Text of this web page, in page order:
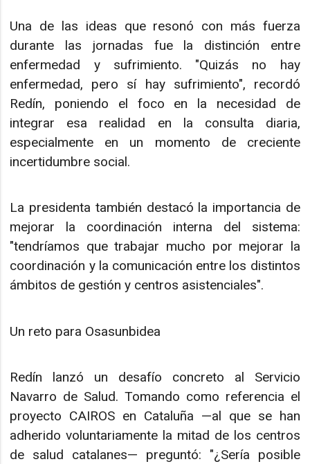
Una de las ideas que resonó con más fuerza
durante las jornadas fue la distinción entre
enfermedad y sufrimiento. "Quizás no hay
enfermedad, pero sí hay sufrimiento", recordó
Redín, poniendo el foco en la necesidad de
integrar esa realidad en la consulta diaria,
especialmente en un momento de creciente
incertidumbre social.
La presidenta también destacó la importancia de
mejorar la coordinación interna del sistema:
"tendríamos que trabajar mucho por mejorar la
coordinación y la comunicación entre los distintos
ámbitos de gestión y centros asistenciales".
Un reto para Osasunbidea
Redín lanzó un desafío concreto al Servicio
Navarro de Salud. Tomando como referencia el
proyecto CAIROS en Cataluña —al que se han
adherido voluntariamente la mitad de los centros
de salud catalanes— preguntó: "¿Sería posible